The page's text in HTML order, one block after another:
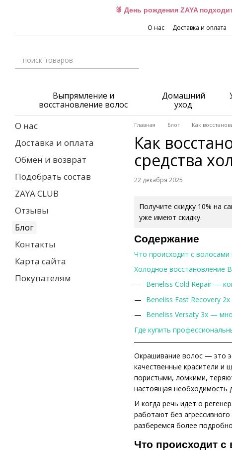
🐰 День рождения ZAYA
О нас Доставка и оплата
Выпрямление и
восстановление волос
Домашний
уход
Главная Блог Как
Как
средства
22 декабря 2025
Получите скидку 10% на
уже имеют скидку.
Содержание
Что происходит с
Холодное восстановление
Beneliss Cold Repair —
Beneliss Fast Recovery
Beneliss Versaty 3x —
Где купить
Окрашивание волос — это
качественные красители и
пористыми, ломкими,
настоящая необходимость
И когда речь идет о
работают без
разберемся более
Что происходит
О нас
Доставка и оплата
Обмен и возврат
Подобрать состав
ZAYA CLUB
Отзывы
Блог
Контакты
Карта сайта
Покупателям